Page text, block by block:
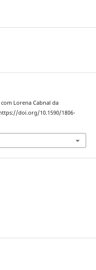
Lorena Cabnal da
doi.org/10.1590/1806-